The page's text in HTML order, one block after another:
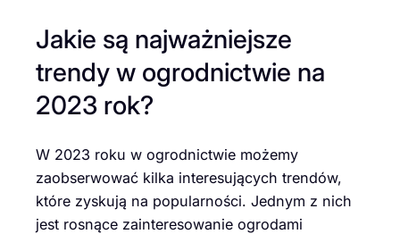
Jakie są najważniejsze
trendy w ogrodnictwie na
2023 rok?
W 2023 roku w ogrodnictwie możemy
zaobserwować kilka interesujących trendów,
które zyskują na popularności. Jednym z nich
jest rosnące zainteresowanie ogrodami